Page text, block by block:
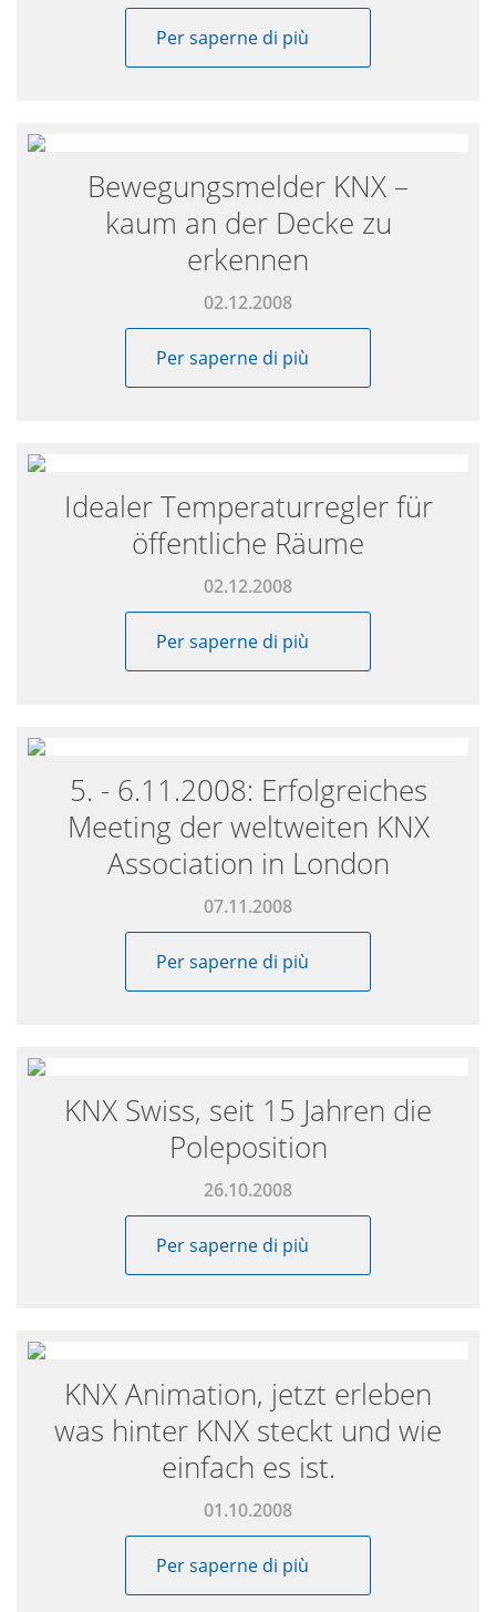
Per saperne di più
Bewegungsmelder KNX –
kaum an der Decke zu
erkennen
02.12.2008
Per saperne di più
Idealer Temperaturregler für
öffentliche Räume
02.12.2008
Per saperne di più
5. - 6.11.2008: Erfolgreiches
Meeting der weltweiten KNX
Association in London
07.11.2008
Per saperne di più
KNX Swiss, seit 15 Jahren die
Poleposition
26.10.2008
Per saperne di più
KNX Animation, jetzt erleben
was hinter KNX steckt und wie
einfach es ist.
01.10.2008
Per saperne di più